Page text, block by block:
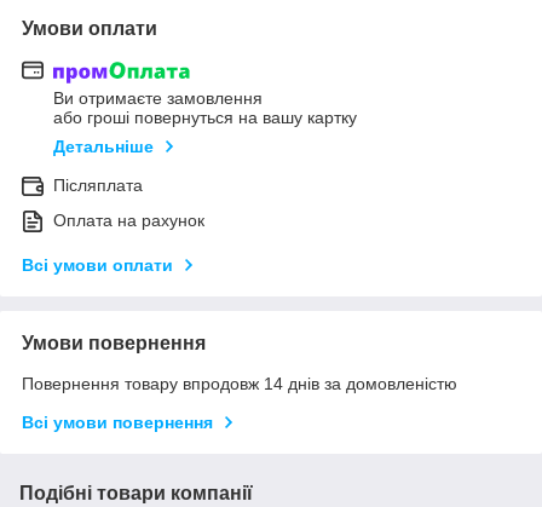
Умови оплати
Ви отримаєте замовлення
або гроші повернуться на вашу картку
Детальніше
Післяплата
Оплата на рахунок
Всі умови оплати
Умови повернення
Повернення товару впродовж 14 днів за домовленістю
Всі умови повернення
Подібні товари компанії